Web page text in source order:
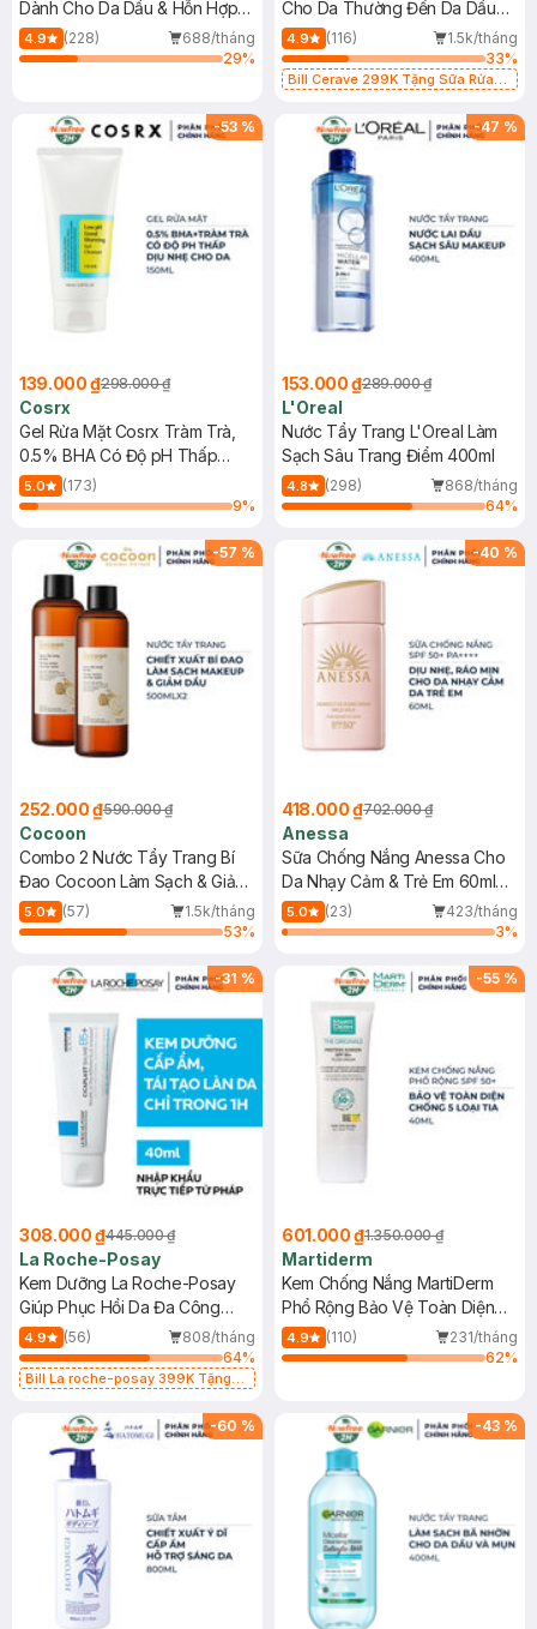
Dành Cho Da Dầu & Hỗn Hợp
500ml
4.9 (228)
688/tháng
29%
Cho Da Thường Đến Da Dầu
473ml
4.9 (116)
1.5k/tháng
33%
Bill Cerave 299K Tặng Sữa Rửa
-53 %
139.000 ₫298.000 ₫
Cosrx
Gel Rửa Mặt Cosrx Tràm Trà,
0.5% BHA Có Độ pH Thấp
150ml
5.0
(173)
9%
-47 %
153.000 ₫289.000 ₫
L'Oreal
Nước Tẩy Trang L'Oreal Làm
Sạch Sâu Trang Điểm 400ml
4.8 (298)
868/tháng
64%
-57 %
252.000 ₫590.000 ₫
Cocoon
Combo 2 Nước Tẩy Trang Bí
Đao Cocoon Làm Sạch & Giảm
Dầu 500ml
5.0 (57)
1.5k/tháng
53%
-40 %
418.000 ₫702.000 ₫
Anessa
Sữa Chống Nắng Anessa Cho
Da Nhạy Cảm & Trẻ Em 60ml
(Mới)
5.0 (23)
423/tháng
3%
-31 %
308.000 ₫445.000 ₫
La Roche-Posay
Kem Dưỡng La Roche-Posay
Giúp Phục Hồi Da Đa Công
Dụng 40ml
4.9 (56)
808/tháng
64%
Bill La roche-posay 399K Tặng
(SL có hạn)
-55 %
601.000 ₫1.350.000 ₫
Martiderm
Kem Chống Nắng MartiDerm
Phổ Rộng Bảo Vệ Toàn Diện
40ml
4.9 (110)
231/tháng
62%
-60 % -43 %